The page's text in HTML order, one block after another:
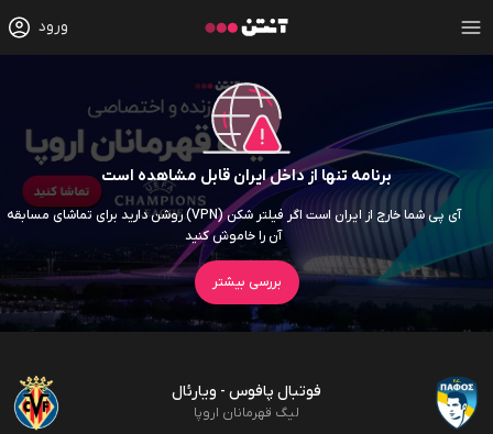
ورود
برنامه تنها از داخل ایران قابل مشاهده است
آی پی شما خارج از ایران است اگر فیلتر شکن (VPN) روشن دارید برای تماشای مسابقه
آن را خاموش کنید
بررسی بیشتر
فوتبال پافوس - ویارئال
لیگ قهرمانان اروپا